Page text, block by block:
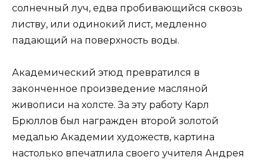
солнечный луч, едва пробивающийся сквозь
листву, или одинокий лист, медленно
падающий на поверхность воды.
Академический этюд превратился в
законченное произведение масляной
живописи на холсте. За эту работу Карл
Брюллов был награжден второй золотой
медалью Академии художеств, картина
настолько впечатлила своего учителя Андрея